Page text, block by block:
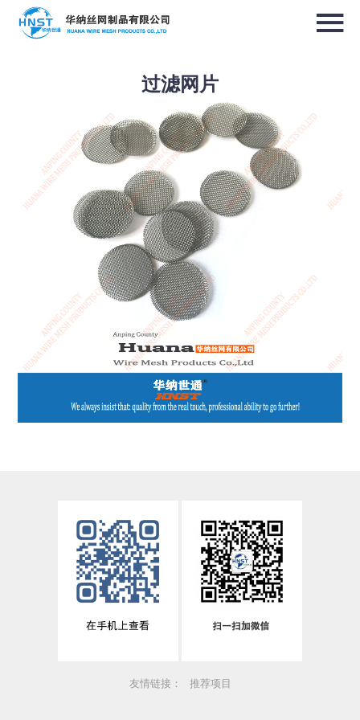
中华人民共和国
North & South America
USA / English
Canada / English
过滤网片
友情链接： 推荐项目